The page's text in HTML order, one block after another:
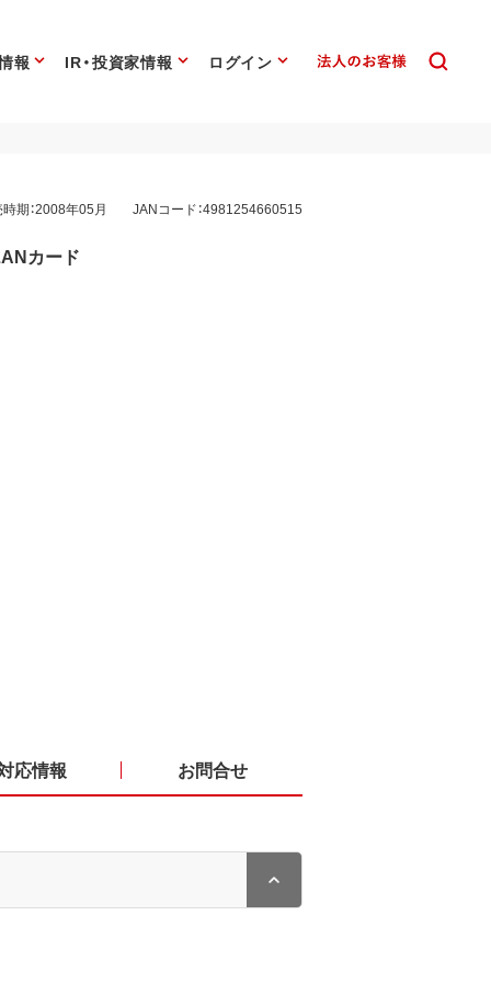
報 IR・投資家情報 ログイン
期：2008年05月 JANコード：4981254660515
カード
応情報 お問合せ